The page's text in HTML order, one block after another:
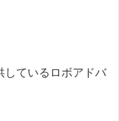
しているロボアドバ